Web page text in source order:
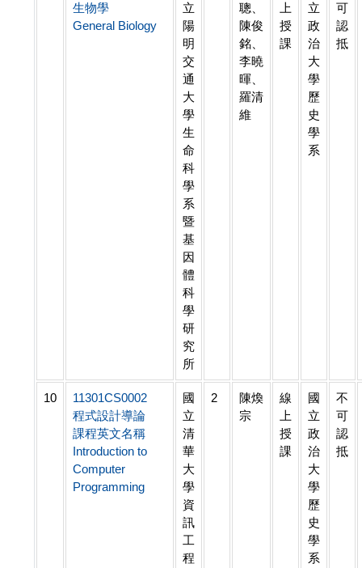
生物學
General Biology
立
陽
明
交
通
大
學
生
命
科
學
系
暨
基
因
體
科
學
研
究
所
聰、
陳俊
銘、
李曉
暉、
羅清
維
上
授
課
立
政
治
大
學
歷
史
學
系
可
認
抵
10
11301CS0002
程式設計導論
課程英文名稱
Introduction to
Computer
Programming
國
立
清
華
大
學
資
訊
工
程
2
陳煥
宗
線
上
授
課
國
立
政
治
大
學
歷
史
學
系
不
可
認
抵